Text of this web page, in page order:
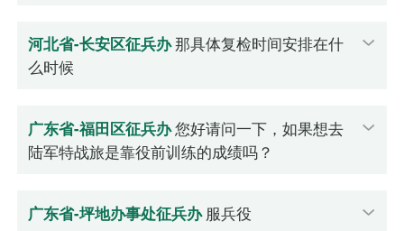
河北省-长安区征兵办那具体复检时间安排在什
么时候
广东省-福田区征兵办您好请问一下，如果想去
陆军特战旅是靠役前训练的成绩吗？
广东省-坪地办事处征兵办 服兵役